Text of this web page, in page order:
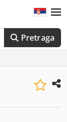
Pretraga